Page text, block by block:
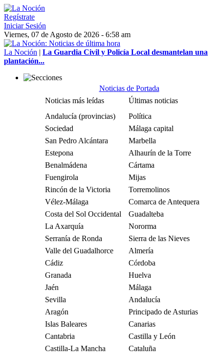
Regístrate
Iniciar Sesión
Viernes, 07 de Agosto de 2026 - 6:58 am
La Noción | La Guardia Civil y Policía Local desmantelan una
plantación...
Noticias de Portada
Noticias más leídas
Últimas noticias
Andalucía (provincias)
Política
Sociedad
Málaga capital
San Pedro Alcántara
Marbella
Estepona
Alhaurín de la Torre
Benalmádena
Cártama
Fuengirola
Mijas
Rincón de la Victoria
Torremolinos
Vélez-Málaga
Comarca de Antequera
Costa del Sol Occidental
Guadalteba
La Axarquía
Nororma
Serranía de Ronda
Sierra de las Nieves
Valle del Guadalhorce
Almería
Cádiz
Córdoba
Granada
Huelva
Jaén
Málaga
Sevilla
Andalucía
Aragón
Principado de Asturias
Islas Baleares
Canarias
Cantabria
Castilla y León
Castilla-La Mancha
Cataluña